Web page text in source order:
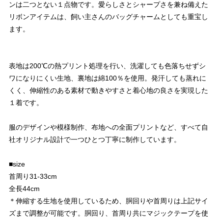
ンは二つとない１点物です。愛らしさとシャープさを兼ね備えた
リボンアイテムは、飼い主さんのバッグチャームとしても重宝し
ます。
表地は200℃の熱プリント処理を行い、洗濯しても色落ちせずシ
ワになりにくい生地、裏地は綿100％を使用。発汗しても蒸れに
くく、伸縮性のある素材で動きやすさと着心地の良さを実現した
１着です。
服のデザインや模様制作、布地への全面プリントなど、すべて自
社オリジナル設計で一つひとつ丁寧に制作しています。
■size
首周り31-33cm
全長44cm
＊伸縮する生地を使用しているため、胴回りや首周りは上記サイ
ズまで調整が可能です。胴回り、首周り共にマジックテープを使